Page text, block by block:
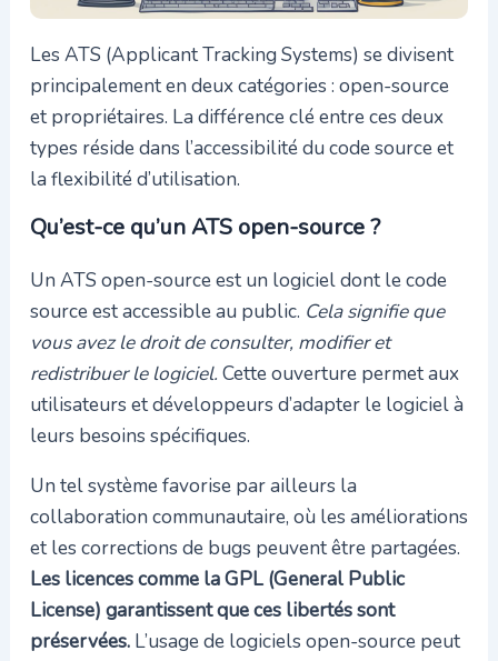
Les ATS (Applicant Tracking Systems) se divisent
principalement en deux catégories : open-source
et propriétaires. La différence clé entre ces deux
types réside dans l’accessibilité du code source et
la flexibilité d’utilisation.
Qu’est-ce qu’un ATS open-source ?
Un ATS open-source est un logiciel dont le code
source est accessible au public. Cela signifie que
vous avez le droit de consulter, modifier et
redistribuer le logiciel. Cette ouverture permet aux
utilisateurs et développeurs d’adapter le logiciel à
leurs besoins spécifiques.
Un tel système favorise par ailleurs la
collaboration communautaire, où les améliorations
et les corrections de bugs peuvent être partagées.
Les licences comme la GPL (General Public
License) garantissent que ces libertés sont
préservées.L’usage de logiciels open-source peut